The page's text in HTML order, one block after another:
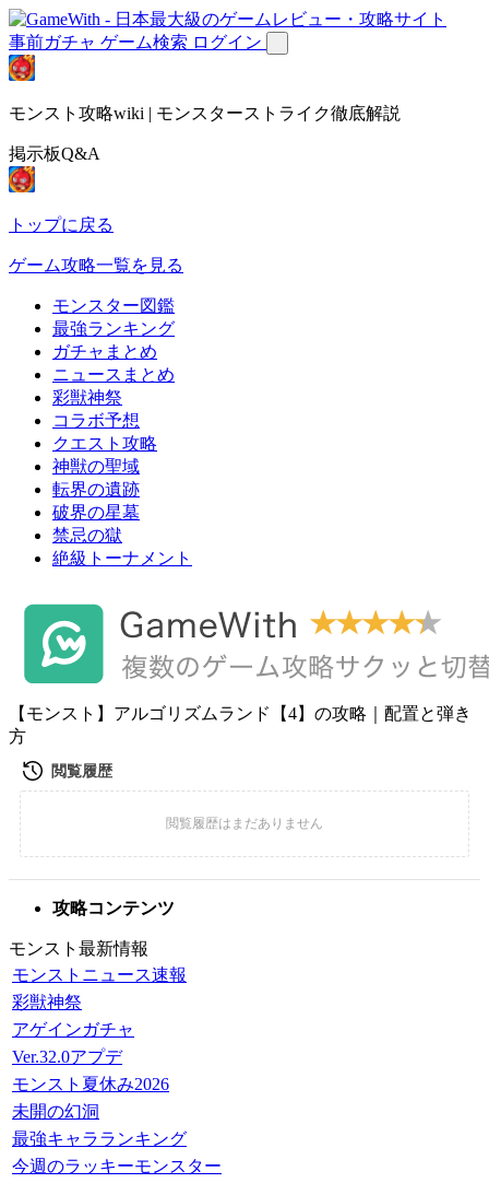
事前ガチャ ゲーム検索 ログイン
モンスト攻略wiki | モンスターストライク徹底解説
掲示板Q&A
トップに戻る
ゲーム攻略一覧を見る
モンスター図鑑
最強ランキング
ガチャまとめ
ニュースまとめ
彩獣神祭
コラボ予想
クエスト攻略
神獣の聖域
転界の遺跡
破界の星墓
禁忌の獄
絶級トーナメント
【モンスト】アルゴリズムランド【4】の攻略｜配置と弾き
方
攻略コンテンツ
モンスト最新情報
モンストニュース速報
彩獣神祭
アゲインガチャ
Ver.32.0アプデ
モンスト夏休み2026
未開の幻洞
最強キャラランキング
今週のラッキーモンスター